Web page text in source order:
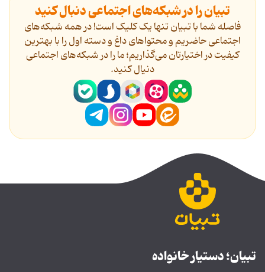
تبیان را در شبکه‌های اجتماعی دنبال کنید
فاصله شما با تبیان تنها یک کلیک است! در همه شبکه‌های
اجتماعی حاضریم و محتواهای داغ و دسته اول را با بهترین
کیفیت در اختیارتان می‌گذاریم؛ ما را در شبکه‌های اجتماعی
دنیال کنید.
تبیان؛ دستیار خانواده